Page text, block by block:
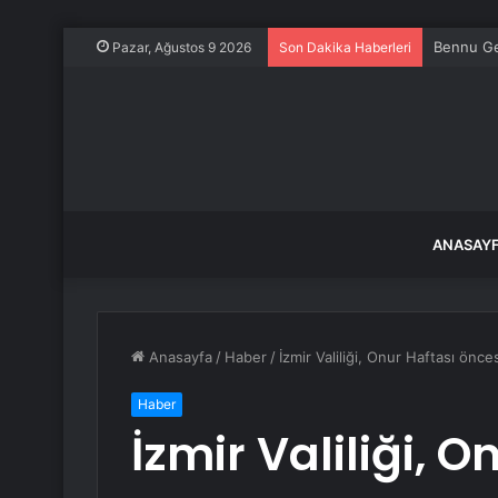
Pazar, Ağustos 9 2026 Son Dakika Haberleri
Anasayfa / Haber / İzmir Valiliği, Onur Haftası
Haber
İzmir Valiliği,